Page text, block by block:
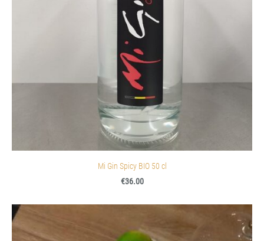
Mi Gin Spicy BIO 50 cl
€36.00